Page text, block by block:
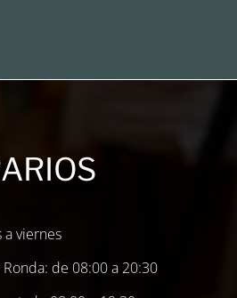
a viernes
Ronda: de 08:00 a 20:30